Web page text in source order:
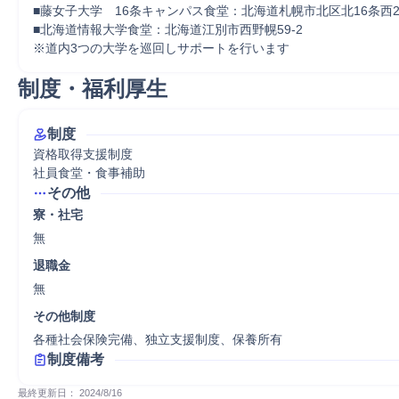
■藤女子大学　16条キャンパス食堂：北海道札幌市北区北16条西
■北海道情報大学食堂：北海道江別市西野幌59-2
※道内3つの大学を巡回しサポートを行います
制度・福利厚生
制度
資格取得支援制度
社員食堂・食事補助
その他
寮・社宅
無
退職金
無
その他制度
各種社会保険完備、独立支援制度、保養所有
制度備考
最終更新日： 2024/8/16